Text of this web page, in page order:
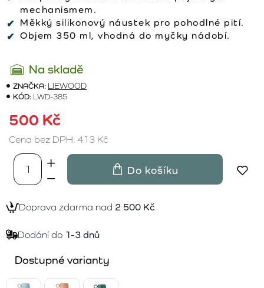
mechanismem.
Měkký silikonový náustek pro pohodlné pití.
Objem 350 ml, vhodná do myčky nádobí.
Na skladě
ZNAČKA: LIEWOOD
KÓD: LWD-385
500 Kč
Cena bez DPH: 413 Kč
Do košíku
Doprava zdarma nad 2 500 Kč
Dodání do 1-3 dnů
Dostupné varianty